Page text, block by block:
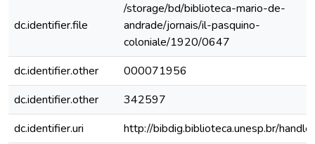
dc.identifier.file
/storage/bd/biblioteca-mario-de-
andrade/jornais/il-pasquino-
coloniale/1920/0647
dc.identifier.other
000071956
dc.identifier.other
342597
dc.identifier.uri
http://bibdig.biblioteca.unesp.br/